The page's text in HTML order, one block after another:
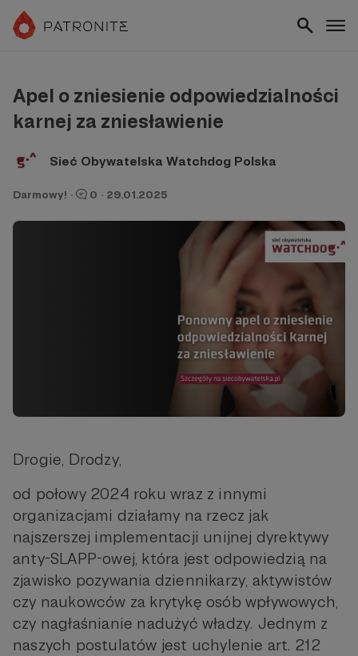
Apel o zniesienie odpowiedzialności
karnej za zniesławienie
Sieć Obywatelska Watchdog Polska
Darmowy! · 0 · 29.01.2025
Drogie, Drodzy,
od połowy 2024 roku wraz z innymi
organizacjami działamy na rzecz jak
najszerszej implementacji unijnej dyrektywy
anty-SLAPP-owej, która jest odpowiedzią na
zjawisko pozywania dziennikarzy, aktywistów
czy naukowców za krytykę osób wpływowych,
czy nagłaśnianie nadużyć władzy. Jednym z
naszych postulatów jest uchylenie art. 212